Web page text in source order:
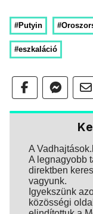
#Putyin
#eszkaláció
A
A legnagyobb
direktben
vagyunk.
Igyekszünk
közösségi